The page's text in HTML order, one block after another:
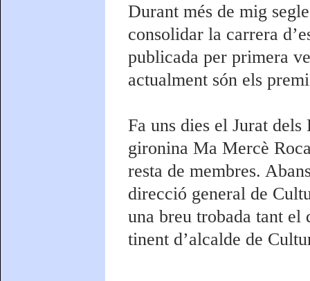
Durant més de mig
consolidar la carrera
publicada per primera
actualment són els
Fa uns dies el Jurat
gironina Ma Mercè
resta de membres.
direcció general de
una breu trobada tant el
tinent d’alcalde de